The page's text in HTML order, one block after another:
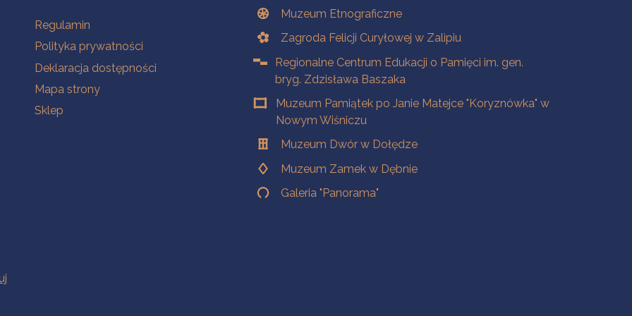
Na skróty
Regulamin
Polityka prywatności
Deklaracja dostępności
Mapa strony
Sklep
Muzeum Etnograficzne
Zagroda Felicji Curyłowej w Zalipiu
Regionalne Centrum Edukacji o Pamięci im. gen.
bryg. Zdzisława Baszaka
Muzeum Pamiątek po Janie Matejce "Koryznówka" w
Nowym Wiśniczu
Muzeum Dwór w Dołędze
Muzeum Zamek w Dębnie
Galeria "Panorama"